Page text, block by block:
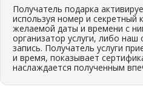
Получатель подарка
используя номер и секретный
желаемой даты и времени с
организатор услуги, либо
запись. Получатель услуги
и время, показывает
наслаждается полученным